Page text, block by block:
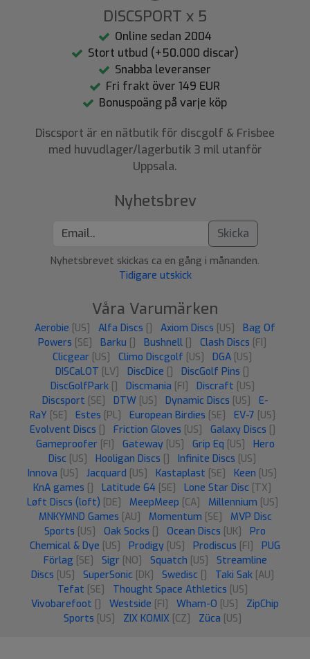
DISCSPORT x 5
Online sedan 2004
Stort utbud (+50.000 discar)
Snabba leveranser
Fri frakt över 149 EUR
Bonuspoäng på varje köp
Discsport är en nätbutik för discgolf & Frisbee
med huvudlager/lagerbutik 3 mil utanför
Uppsala.
Nyhetsbrev
Skicka
Nyhetsbrevet skickas ca en gång i månanden.
Tidigare utskick
Våra Varumärken
Aerobie [US] Alfa Discs [] Axiom Discs [US]
Bag Of
Powers [SE] Barku [] Bushnell [] Clash Discs [FI]
Clicgear [US] Climo Discgolf [US] DGA [US]
DISCaLOT [LV] DiscDice [] DiscGolf Pins []
DiscGolfPark [] Discmania [FI] Discraft [US]
Discsport [SE] DTW [US] Dynamic Discs [US]
E-
RaY [SE] Estes [PL] European Birdies [SE] EV-7 [US]
Evolvent Discs [] Friction Gloves [US] Galaxy Discs []
Gameproofer [FI] Gateway [US] Grip Eq [US]
Hero
Disc [US] Hooligan Discs [] Infinite Discs [US]
Innova [US] Jacquard [US] Kastaplast [SE] Keen [US]
KnA games [] Latitude 64 [SE] Lone Star Disc [TX]
Løft Discs (loft) [DE] MeepMeep [CA] Millennium [US]
MNKYMND Games [AU] Momentum [SE]
MVP Disc
Sports [US] Oak Socks [] Ocean Discs [UK]
Pro
Chemical & Dye [US] Prodigy [US] Prodiscus [FI]
PUG
Förlag [SE] Sigr [NO] Squatch [US]
Streamline
Discs [US] SuperSonic [DK] Swedisc [] Taki Sak [AU]
Tefat [SE] Thought Space Athletics [US]
Vivobarefoot [] Westside [FI] Wham-O [US]
ZipChip
Sports [US] ZIX KOMIX [CZ] Züca [US]